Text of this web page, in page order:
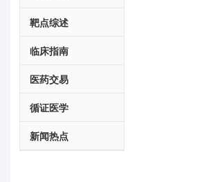
靶点综述
临床指南
医药交易
循证医学
新闻热点